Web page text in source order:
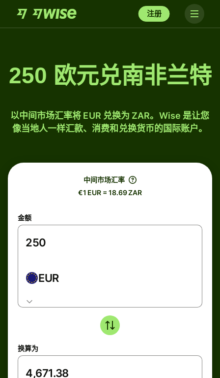
注册
250 欧元兑南非兰特
以中间市场汇率将 EUR 兑换为 ZAR。Wise 是让您
像当地人一样汇款、消费和兑换货币的国际账户。
中间市场汇率
€1 EUR = 18.69 ZAR
金额
EUR
换算为